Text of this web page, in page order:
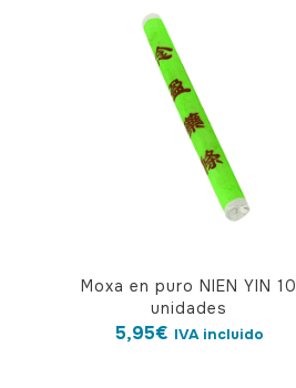
Moxa en puro NIEN YIN 10
unidades
5,95€ IVA incluido